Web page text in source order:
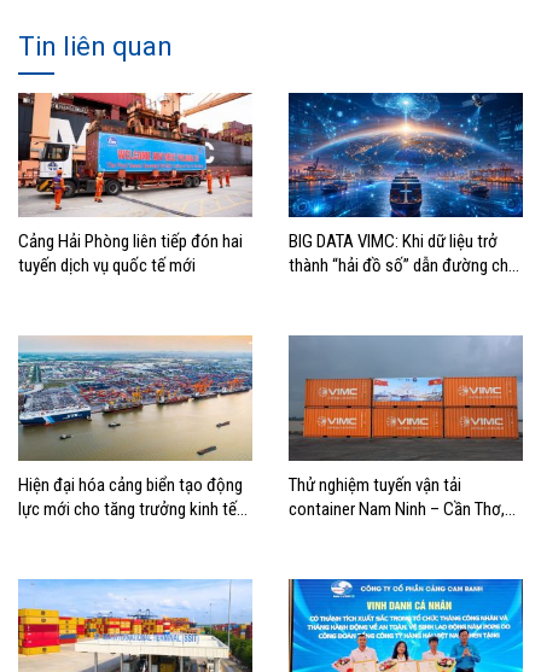
Tin liên quan
Cảng Hải Phòng liên tiếp đón hai
tuyến dịch vụ quốc tế mới
BIG DATA VIMC: Khi dữ liệu trở
thành “hải đồ số” dẫn đường cho
Hiện đại hóa cảng biển tạo động
lực mới cho tăng trưởng kinh tế
Thử nghiệm tuyến vận tải
container Nam Ninh – Cần Thơ,